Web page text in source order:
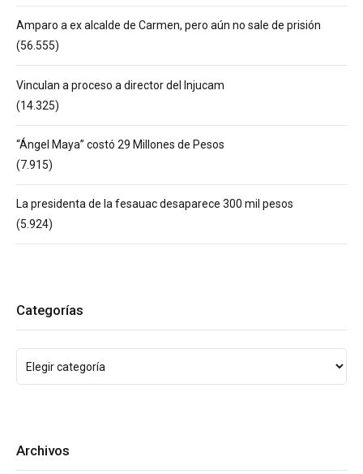
Amparo a ex alcalde de Carmen, pero aún no sale de prisión
(56.555)
Vinculan a proceso a director del Injucam
(14.325)
“Ángel Maya” costó 29 Millones de Pesos
(7.915)
La presidenta de la fesauac desaparece 300 mil pesos
(5.924)
Categorías
Archivos